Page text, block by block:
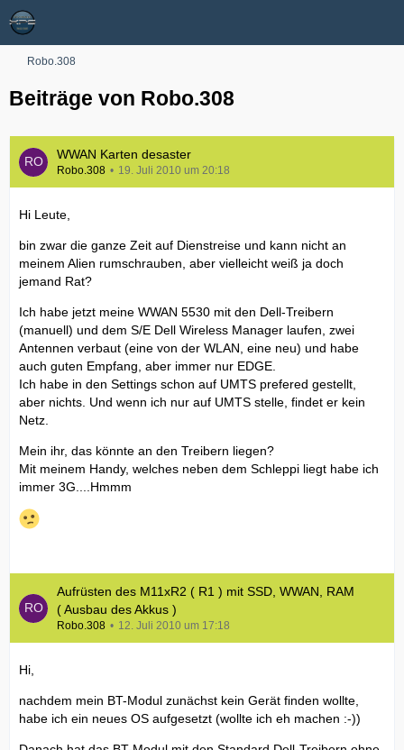
Robo.308
Beiträge von Robo.308
WWAN Karten desaster
Robo.308 19. Juli 2010 um 20:18
Hi Leute,
bin zwar die ganze Zeit auf Dienstreise und kann nicht an
meinem Alien rumschrauben, aber vielleicht weiß ja doch
jemand Rat?
Ich habe jetzt meine WWAN 5530 mit den Dell-Treibern
(manuell) und dem S/E Dell Wireless Manager laufen, zwei
Antennen verbaut (eine von der WLAN, eine neu) und habe
auch guten Empfang, aber immer nur EDGE.
Ich habe in den Settings schon auf UMTS prefered gestellt,
aber nichts. Und wenn ich nur auf UMTS stelle, findet er kein
Netz.
Mein ihr, das könnte an den Treibern liegen?
Mit meinem Handy, welches neben dem Schleppi liegt habe ich
immer 3G....Hmmm
Aufrüsten des M11xR2 ( R1 ) mit SSD, WWAN, RAM
( Ausbau des Akkus )
Robo.308 12. Juli 2010 um 17:18
Hi,
nachdem mein BT-Modul zunächst kein Gerät finden wollte,
habe ich ein neues OS aufgesetzt (wollte ich eh machen :-))